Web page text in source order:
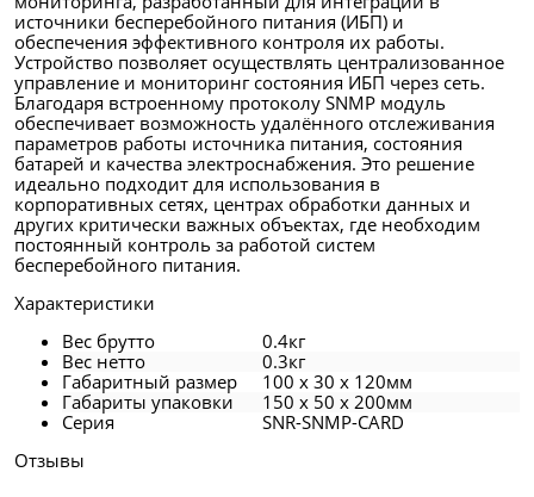
источники бесперебойного питания (ИБП) и
обеспечения эффективного контроля их работы.
Устройство позволяет осуществлять централизованное
управление и мониторинг состояния ИБП через сеть.
Благодаря встроенному протоколу SNMP модуль
обеспечивает возможность удалённого отслеживания
параметров работы источника питания, состояния
батарей и качества электроснабжения. Это решение
идеально подходит для использования в
корпоративных сетях, центрах обработки данных и
других критически важных объектах, где необходим
постоянный контроль за работой систем
бесперебойного питания.
Характеристики
Вес брутто
0.4кг
Вес нетто
0.3кг
Габаритный размер
100 x 30 x 120мм
Габариты упаковки
150 x 50 x 200мм
Серия
SNR-SNMP-CARD
Отзывы